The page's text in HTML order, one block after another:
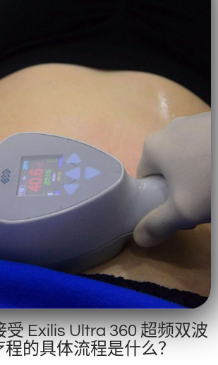
受 Exilis Ultra 360 超频双波
程的具体流程是什么？